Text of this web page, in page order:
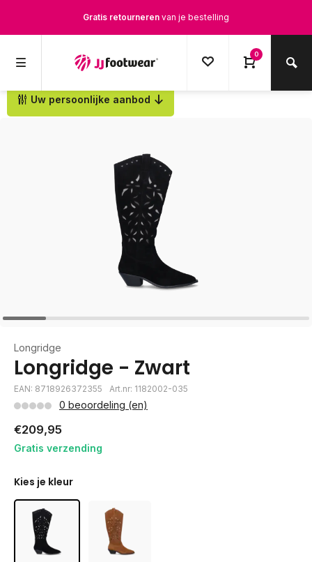
Gratis retourneren van je bestelling
0
Uw persoonlijke aanbod
Terug
Longridge
Longridge - Zwart
EAN: 8718926372355 Art.nr: 1182002-035
0 beoordeling (en)
€209,95
Gratis verzending
Kies je kleur